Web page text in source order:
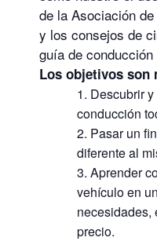
de la Asociación
y los consejos de
guía de
Los objetivos son
Descubrir
conducción
Pasar un
diferente al
Aprender
vehículo en
necesidades,
precio.